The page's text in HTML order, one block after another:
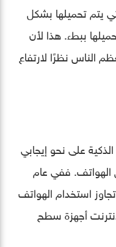
يتم تحميلها بشكل
ببطء. هذا لأن
الناس نظرًا لارتفاع
على نحو إيجابي
الهواتف. ففي عام
تجاوز استخدام الهواتف
أجهزة سطح